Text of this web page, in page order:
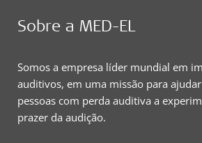
Sobre a MED-EL
Somos a empresa líder mundial em
auditivos, em uma missão para
pessoas com perda auditiva a
prazer da audição.